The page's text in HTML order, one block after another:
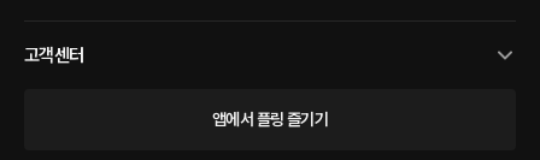
고객센터
앱에서 플링 즐기기